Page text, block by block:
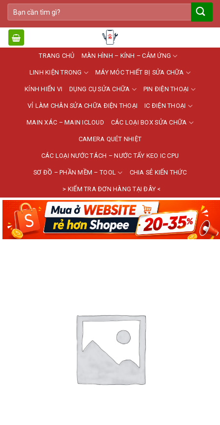
Bỏ
qua
nội
dung
Tìm
kiếm:
TRANG CHỦ MÀN HÌNH – KÍNH – CẢM ỨNG
LINH KIỆN TRONG MÁY MÓC THIẾT BỊ SỬA CHỮA
KÍNH HIỂN VI DỤNG CỤ SỬA CHỮA PIN ĐIỆN THOẠI
VỈ LÀM CHÂN SỬA CHỮA ĐIỆN THOẠI IC ĐIỆN THOẠI
MAIN XÁC – MAIN ICLOUD CÁC LOẠI BOX SỬA CHỮA
CAMERA QUÉT NHIỆT
CÁC LOẠI NƯỚC TÁCH – NƯỚC TẨY KEO IC CPU
SƠ ĐỒ – PHẦN MỀM – TOOL CHIA SẺ KIẾN THỨC
> KIỂM TRA ĐƠN HÀNG TẠI ĐÂY <